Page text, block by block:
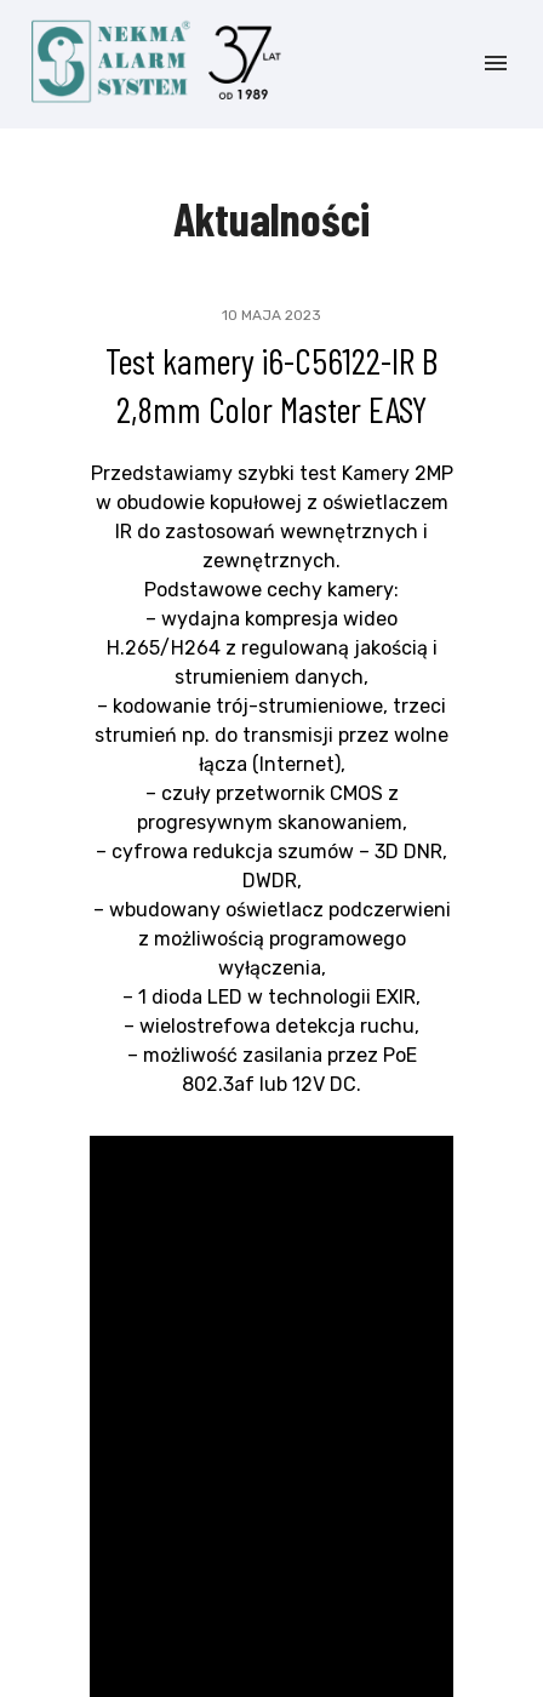
Aktualności
10 MAJA 2023
Test kamery i6-C56122-IR B
2,8mm Color Master EASY
Przedstawiamy szybki test Kamery 2MP
w obudowie kopułowej z oświetlaczem
IR do zastosowań wewnętrznych i
zewnętrznych.
Podstawowe cechy kamery:
– wydajna kompresja wideo
H.265/H264 z regulowaną jakością i
strumieniem danych,
– kodowanie trój-strumieniowe, trzeci
strumień np. do transmisji przez wolne
łącza (Internet),
– czuły przetwornik CMOS z
progresywnym skanowaniem,
– cyfrowa redukcja szumów – 3D DNR,
DWDR,
– wbudowany oświetlacz podczerwieni
z możliwością programowego
wyłączenia,
– 1 dioda LED w technologii EXIR,
– wielostrefowa detekcja ruchu,
– możliwość zasilania przez PoE
802.3af lub 12V DC.